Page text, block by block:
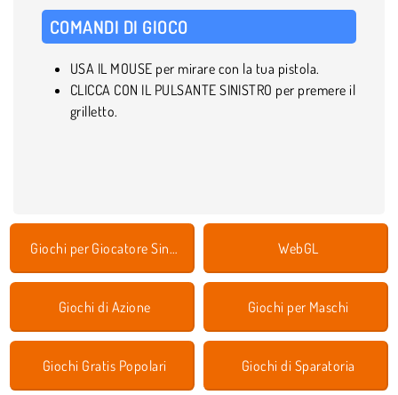
COMANDI DI GIOCO
USA IL MOUSE per mirare con la tua pistola.
CLICCA CON IL PULSANTE SINISTRO per premere il
grilletto.
Giochi per Giocatore Singolo WebGL
Giochi di Azione Giochi per Maschi
Giochi Gratis Popolari Giochi di Sparatoria